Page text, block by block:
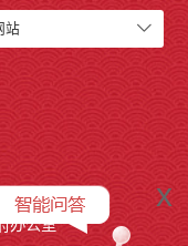
站
x
府
办公室